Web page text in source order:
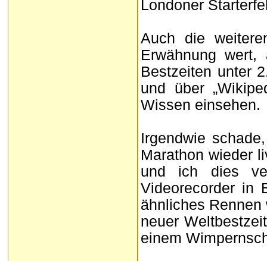
Londoner
Auch die
Erwähnung
Bestzeiten unter
und über
Wissen einsehen.
Irgendwie
Marathon wieder
und ich dies
Videorecorder in
ähnliches
neuer
einem